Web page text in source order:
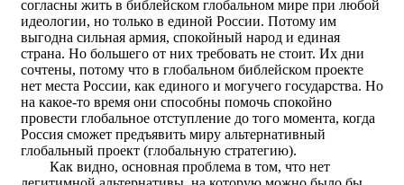
согласны жить в библейском глобальном мире при любой
идеологии, но только в единой России. Потому им
выгодна сильная армия, спокойный народ и единая
страна. Но большего от них требовать не стоит. Их дни
сочтены, потому что в глобальном библейском проекте
нет места России, как единого и могучего государства. Но
на какое-то время они способны помочь спокойно
провести глобальное отступление до того момента, когда
Россия сможет предъявить миру альтернативный
глобальный проект (глобальную стратегию).
Как видно, основная проблема в том, что нет